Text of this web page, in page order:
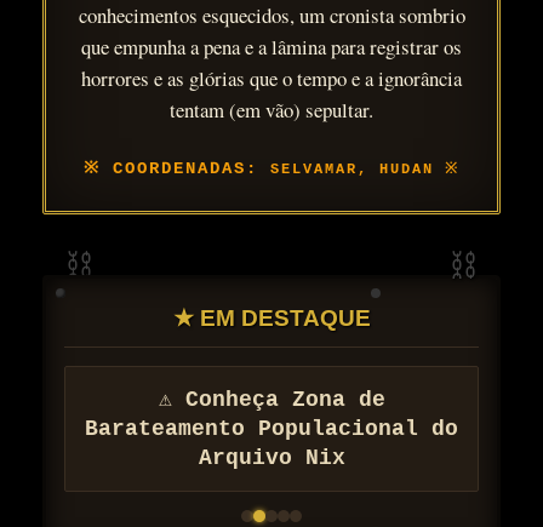
conhecimentos esquecidos, um cronista sombrio
que empunha a pena e a lâmina para registrar os
horrores e as glórias que o tempo e a ignorância
tentam (em vão) sepultar.
SELVAMAR, HUDAN
★ EM DESTAQUE
⚠ Conheça Zona de
Barateamento Populacional do
Arquivo Nix